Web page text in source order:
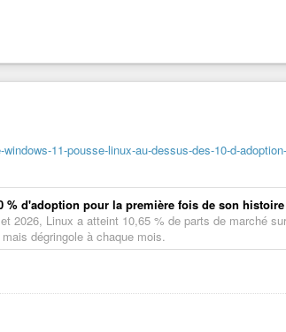
11-pousse-linux-au-dessus-des-10-d-
% d'adoption pour la première fois de son histoire
2026, Linux a atteint 10,65 % de parts de marché
dégringole à chaque mois.